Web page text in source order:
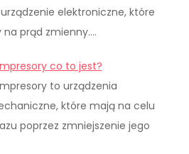
elektroniczne, które
na prąd zmienny.…
co to jest?
to urządzenia
które mają na celu
poprzez zmniejszenie jego